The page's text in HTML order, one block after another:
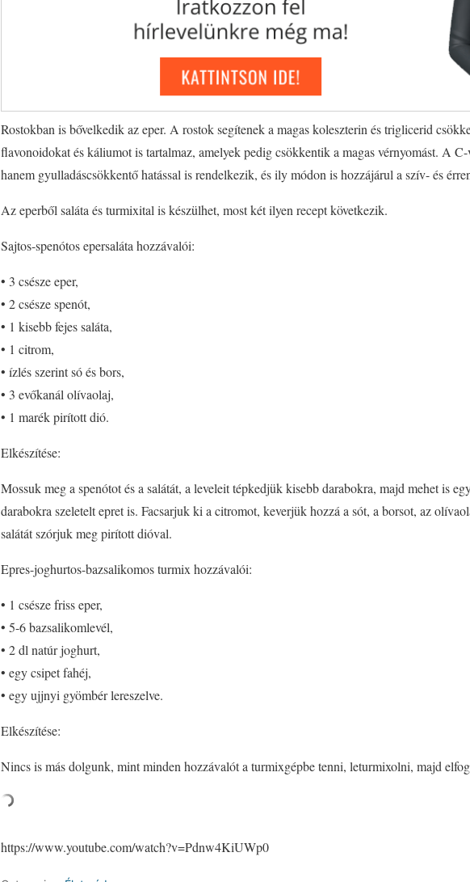
Rostokban is bővelkedik az eper. A rostok segítenek a magas koleszterin és triglicerid
flavonoidokat és káliumot is tartalmaz, amelyek pedig csökkentik a magas vérnyomást. A
hanem gyulladáscsökkentő hatással is rendelkezik, és ily módon is hozzájárul a szív- és
Az eperből saláta és turmixital is készülhet, most két ilyen recept következik.
Sajtos-spenótos epersaláta hozzávalói:
• 3 csésze eper,
• 2 csésze spenót,
• 1 kisebb fejes saláta,
• 1 citrom,
• ízlés szerint só és bors,
• 3 evőkanál olívaolaj,
• 1 marék pirított dió.
Elkészítése:
Mossuk meg a spenótot és a salátát, a leveleit tépkedjük kisebb darabokra, majd mehet is
darabokra szeletelt epret is. Facsarjuk ki a citromot, keverjük hozzá a sót, a borsot, az
salátát szórjuk meg pirított dióval.
Epres-joghurtos-bazsalikomos turmix hozzávalói:
• 1 csésze friss eper,
• 5-6 bazsalikomlevél,
• 2 dl natúr joghurt,
• egy csipet fahéj,
• egy ujjnyi gyömbér lereszelve.
Elkészítése:
Nincs is más dolgunk, mint minden hozzávalót a turmixgépbe tenni, leturmixolni, majd
https://www.youtube.com/watch?v=Pdnw4KiUWp0